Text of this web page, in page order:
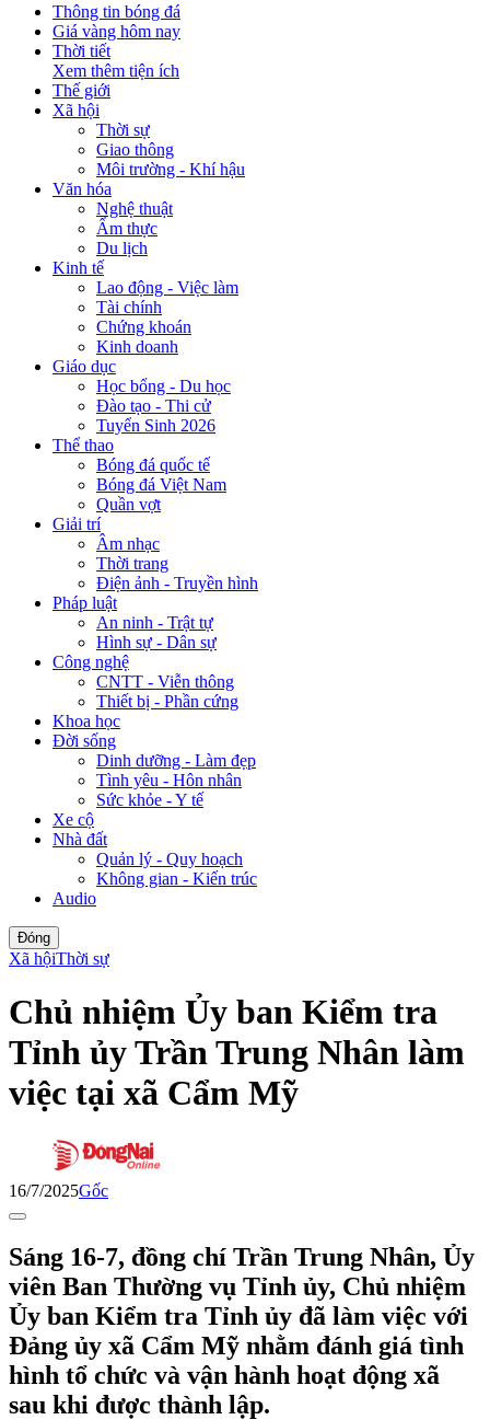
Thông tin bóng đá
Giá vàng hôm nay
Thời tiết
Xem thêm tiện ích
Thế giới
Xã hội
Thời sự
Giao thông
Môi trường - Khí hậu
Văn hóa
Nghệ thuật
Ẩm thực
Du lịch
Kinh tế
Lao động - Việc làm
Tài chính
Chứng khoán
Kinh doanh
Giáo dục
Học bổng - Du học
Đào tạo - Thi cử
Tuyển Sinh 2026
Thể thao
Bóng đá quốc tế
Bóng đá Việt Nam
Quần vợt
Giải trí
Âm nhạc
Thời trang
Điện ảnh - Truyền hình
Pháp luật
An ninh - Trật tự
Hình sự - Dân sự
Công nghệ
CNTT - Viễn thông
Thiết bị - Phần cứng
Khoa học
Đời sống
Dinh dưỡng - Làm đẹp
Tình yêu - Hôn nhân
Sức khỏe - Y tế
Xe cộ
Nhà đất
Quản lý - Quy hoạch
Không gian - Kiến trúc
Audio
Đóng
Xã hộiThời sự
Chủ nhiệm Ủy ban Kiểm tra
Tỉnh ủy Trần Trung Nhân làm
việc tại xã Cẩm Mỹ
16/7/2025Gốc
Sáng 16-7, đồng chí Trần Trung Nhân, Ủy
viên Ban Thường vụ Tỉnh ủy, Chủ nhiệm
Ủy ban Kiểm tra Tỉnh ủy đã làm việc với
Đảng ủy xã Cẩm Mỹ nhằm đánh giá tình
hình tổ chức và vận hành hoạt động xã
sau khi được thành lập.